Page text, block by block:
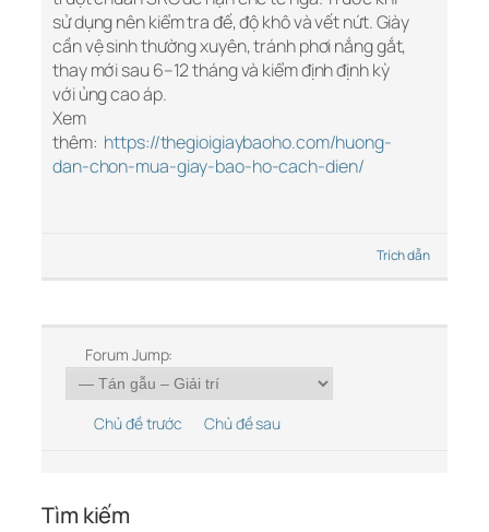
sử dụng nên kiểm tra đế, độ khô và vết nứt. Giày
cần vệ sinh thường xuyên, tránh phơi nắng gắt,
thay mới sau 6–12 tháng và kiểm định định kỳ
với ủng cao áp.
Xem
thêm: https://thegioigiaybaoho.com/huong-
dan-chon-mua-giay-bao-ho-cach-dien/
Trích dẫn
Forum Jump:
Chủ đề trước Chủ đề sau
Tìm kiếm